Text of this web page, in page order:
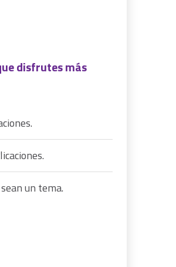
disfrutes más
un tema.